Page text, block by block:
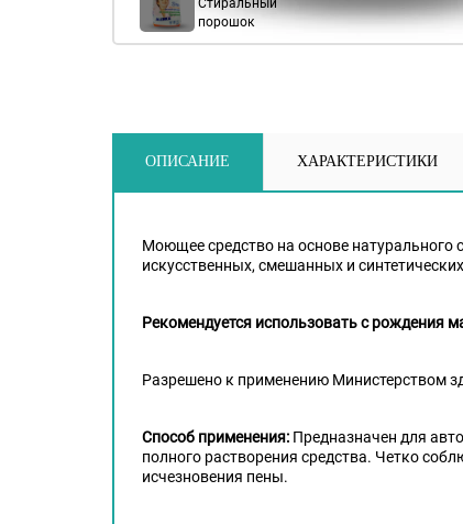
ОПИСАНИЕ ХАРАКТЕРИСТИКИ
Моющее средство на основе
искусственных, смешанных и
Рекомендуется использовать с рождения
Разрешено к применению Министерством
Способ применения: Предназначен для
полного растворения средства. Четко
исчезновения пены.